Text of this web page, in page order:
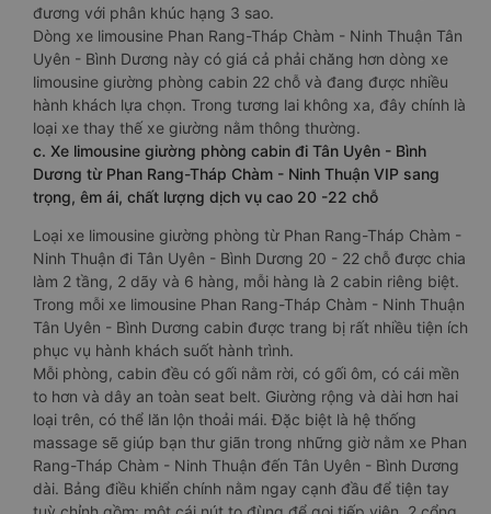
đương với phân khúc hạng 3 sao.
Dòng xe limousine Phan Rang-Tháp Chàm - Ninh Thuận Tân
Uyên - Bình Dương này có giá cả phải chăng hơn dòng xe
limousine giường phòng cabin 22 chỗ và đang được nhiều
hành khách lựa chọn. Trong tương lai không xa, đây chính là
loại xe thay thế xe giường nằm thông thường.
c. Xe limousine giường phòng cabin đi Tân Uyên - Bình
Dương từ Phan Rang-Tháp Chàm - Ninh Thuận VIP sang
trọng, êm ái, chất lượng dịch vụ cao 20 -22 chỗ
Loại xe limousine giường phòng từ Phan Rang-Tháp Chàm -
Ninh Thuận đi Tân Uyên - Bình Dương 20 - 22 chỗ được chia
làm 2 tầng, 2 dãy và 6 hàng, mỗi hàng là 2 cabin riêng biệt.
Trong mỗi xe limousine Phan Rang-Tháp Chàm - Ninh Thuận
Tân Uyên - Bình Dương cabin được trang bị rất nhiều tiện ích
phục vụ hành khách suốt hành trình.
Mỗi phòng, cabin đều có gối nằm rời, có gối ôm, có cái mền
to hơn và dây an toàn seat belt. Giường rộng và dài hơn hai
loại trên, có thể lăn lộn thoải mái. Đặc biệt là hệ thống
massage sẽ giúp bạn thư giãn trong những giờ nằm xe Phan
Rang-Tháp Chàm - Ninh Thuận đến Tân Uyên - Bình Dương
dài. Bảng điều khiển chính nằm ngay cạnh đầu để tiện tay